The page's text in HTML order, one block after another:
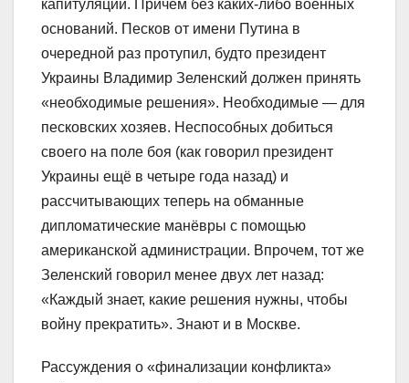
капитуляции. Причём без каких-либо военных
оснований. Песков от имени Путина в
очередной раз протупил, будто президент
Украины Владимир Зеленский должен принять
«необходимые решения». Необходимые — для
песковских хозяев. Неспособных добиться
своего на поле боя (как говорил президент
Украины ещё в четыре года назад) и
рассчитывающих теперь на обманные
дипломатические манёвры с помощью
американской администрации. Впрочем, тот же
Зеленский говорил менее двух лет назад:
«Каждый знает, какие решения нужны, чтобы
войну прекратить». Знают и в Москве.
Рассуждения о «финализации конфликта»